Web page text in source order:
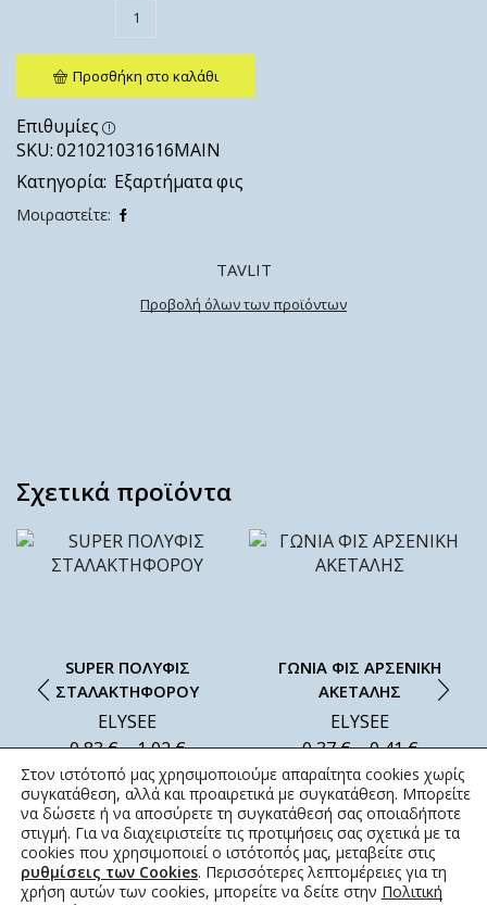
Προσθήκη στο καλάθι
Επιθυμίες
SKU:021021031616ΜΑΙΝ
Κατηγορία: Εξαρτήματα φις
Μοιραστείτε:
TAVLIT
Προβολή όλων των προϊόντων
Σχετικά προϊόντα
SUPER ΠΟΛΥΦΙΣ
ΣΤΑΛΑΚΤΗΦΟΡΟΥ
ELYSEE
0,83€–1,02€
ΓΩΝΙΑ ΦΙΣ ΑΡΣΕΝΙΚΗ
ΑΚΕΤΑΛΗΣ
ELYSEE
0,37€–0,41€
Στον ιστότοπό μας χρησιμοποιούμε απαραίτητα cookies χωρίς
συγκατάθεση, αλλά και προαιρετικά με συγκατάθεση. Μπορείτε
να δώσετε ή να αποσύρετε τη συγκατάθεσή σας οποιαδήποτε
στιγμή. Για να διαχειριστείτε τις προτιμήσεις σας σχετικά με τα
cookies που χρησιμοποιεί ο ιστότοπός μας, μεταβείτε στις
ρυθμίσεις των Cookies. Περισσότερες λεπτομέρειες για τη
χρήση αυτών των cookies, μπορείτε να δείτε στην Πολιτική